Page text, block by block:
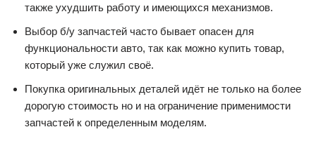
также ухудшить работу и имеющихся механизмов.
Выбор б/у запчастей часто бывает опасен для
функциональности авто, так как можно купить товар,
который уже служил своё.
Покупка оригинальных деталей идёт не только на более
дорогую стоимость но и на ограничение применимости
запчастей к определенным моделям.